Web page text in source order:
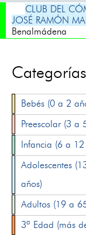
CLUB DEL
JOSÉ RAMÓN
Benalmádena
Bebés (0 a 2
Preescolar (3 a
Infancia (6 a 12
Adolescentes
años)
Adultos (19 a
3ª Edad (más